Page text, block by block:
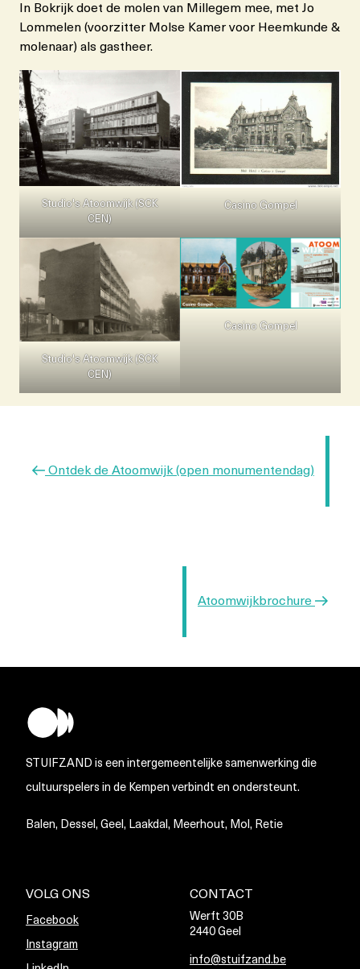
In Bokrijk doet de molen van Millegem mee, met Jo
Lommelen (voorzitter Molse Kamer voor Heemkunde &
molenaar) als gastheer.
Studio's Atoomwijk (SCK
CEN)
Casino Gompel
Studio's Atoomwijk (SCK
CEN)
Casino Gompel
VorigOntdek de Atoomwijk (open monumentendag)
Volgend
Atoomwijkbrochure
STUIFZAND is een intergemeentelijke samenwerking die
cultuurspelers in de Kempen verbindt en ondersteunt.
Balen, Dessel, Geel, Laakdal, Meerhout, Mol, Retie
VOLG ONS
Facebook
Instagram
CONTACT
Werft 30B
2440 Geel
info@stuifzand.be